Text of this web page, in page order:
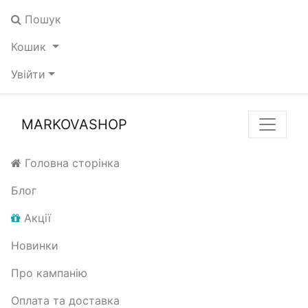
Пошук
Кошик
Увійти
MARKOVASHOP
Головна сторінка
Блог
Акції
Новинки
Про кампанію
Оплата та доставка